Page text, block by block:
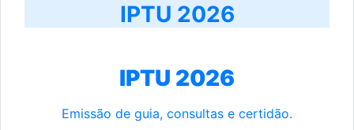
IPTU 2026
IPTU 2026
Emissão de guia, consultas e certidão.